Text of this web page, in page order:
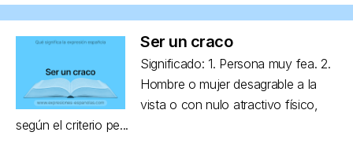
Ser un craco
Significado: 1. Persona muy fea. 2.
Hombre o mujer desagrable a la
vista o con nulo atractivo físico,
según el criterio pe...